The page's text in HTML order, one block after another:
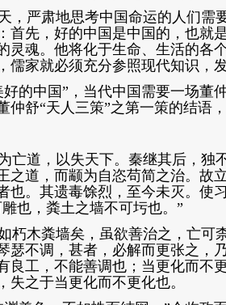
严肃地思考中国命运的人们需
首先，好的中国是中国的，也就
灵魂。他将化于生命、生活的各
儒家就必须充分参照现代知识，
的中国”，当代中国需要一场董
仲舒“天人三策”之第一策的结语
道，以失天下。秦继其后，独
之道，而颛为自恣苟简之治。故
也。其遗毒馀烈，至今未灭。使
也，粪土之墙不可圬也。”
木粪墙矣，虽欲善治之，亡可
瑟不调，甚者，必解而更张之，
良工，不能善调也；当更化而不
失之于当更化而不更化也。